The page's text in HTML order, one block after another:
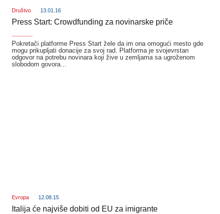
Društvo 13.01.16
Press Start: Crowdfunding za novinarske priče
Pokretači platforme Press Start žele da im ona omogući mesto gde
mogu prikupljati donacije za svoj rad. Platforma je svojevrstan
odgovor na potrebu novinara koji žive u zemljama sa ugroženom
slobodom govora…
Evropa 12.08.15
Italija će najviše dobiti od EU za imigrante